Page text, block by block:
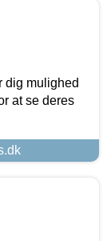
dig mulighed
at se deres